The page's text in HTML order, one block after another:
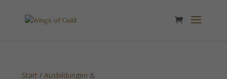
Start /Ausbildungen &